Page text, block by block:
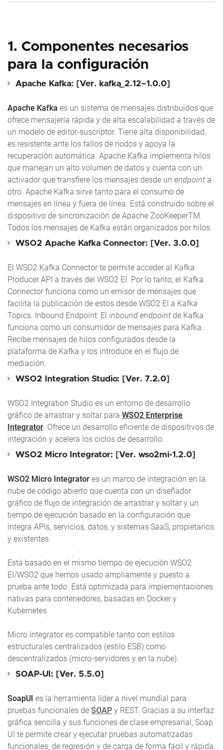
1. Componentes necesarios
para la configuración
Apache Kafka: [Ver. kafka_2.12–1.0.0]
Apache Kafka es un sistema de mensajes distribuidos que
ofrece mensajería rápida y de alta escalabilidad a través de
un modelo de editor-suscriptor. Tiene alta disponibilidad,
es resistente ante los fallos de nodos y apoya la
recuperación automática. Apache Kafka implementa hilos
que manejan un alto volumen de datos y cuenta con un
activador que transfiere los mensajes desde un endpoint a
otro. Apache Kafka sirve tanto para el consumo de
mensajes en línea y fuera de línea. Está construido sobre el
dispositivo de sincronización de Apache ZooKeeperTM.
Todos los mensajes de Kafka están organizados por hilos.
WSO2 Apache Kafka Connector: [Ver. 3.0.0]
El WSO2 Kafka Connector te permite acceder al Kafka
Producer API a través del WSO2 EI. Por lo tanto, el Kafka
Connector funciona como un emisor de mensajes que
facilita la publicación de estos desde WSO2 EI a Kafka
Topics. Inbound Endpoint: El inbound endpoint de Kafka
funciona como un consumidor de mensajes para Kafka.
Recibe mensajes de hilos configurados desde la
plataforma de Kafka y los introduce en el flujo de
mediación.
WSO2 Integration Studio: [Ver. 7.2.0]
WSO2 Integration Studio es un entorno de desarrollo
gráfico de arrastrar y soltar para WSO2 Enterprise
Integrator. Ofrece un desarrollo eficiente de dispositivos de
integración y acelera los ciclos de desarrollo.
WSO2 Micro Integrator: [Ver. wso2mi-1.2.0]
WSO2 Micro Integrator es un marco de integración en la
nube de código abierto que cuenta con un diseñador
gráfico de flujo de integración de arrastrar y soltar y un
tiempo de ejecución basado en la configuración que
integra APIs, servicios, datos, y sistemas SaaS, propietarios
y existentes.
Está basado en el mismo tiempo de ejecución WSO2
EI/WSO2 que hemos usado ampliamente y puesto a
prueba ante todo. Está optimizada para implementaciones
nativas para contenedores, basadas en Docker y
Kubernetes.
Micro Integrator es compatible tanto con estilos
estructurales centralizados (estilo ESB) como
descentralizados (micro-servidores y en la nube).
SOAP-UI: [Ver. 5.5.0]
SoapUI es la herramienta líder a nivel mundial para
pruebas funcionales de SOAP y REST. Gracias a su interfaz
gráfica sencilla y sus funciones de clase empresarial, Soap
UI te permite crear y ejecutar pruebas automatizadas
funcionales, de regresión y de carga de forma fácil y rápida.